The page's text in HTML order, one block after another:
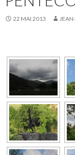
22 MAI 2013